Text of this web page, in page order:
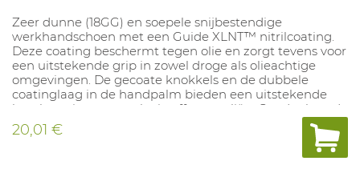
Zeer dunne (18GG) en soepele snijbestendige
werkhandschoen met een Guide XLNT™ nitrilcoating.
Deze coating beschermt tegen olie en zorgt tevens voor
een uitstekende grip in zowel droge als olieachtige
omgevingen. De gecoate knokkels en de dubbele
coatinglaag in de handpalm bieden een uitstekende
bescherming tegen vloeistoffen en oliën. Goedgekeurd
voor contact met levensmiddelen en voor contacthitte
niveau 1. Oeko-Tex goedgekeurd. Touchscreen functie.
20,01 €